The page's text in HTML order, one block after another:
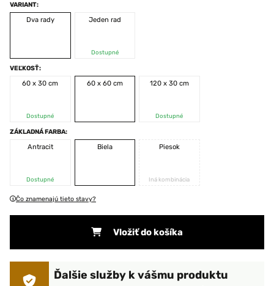
VARIANT:
Dva rady
Jeden rad
Dostupné
VEĽKOSŤ:
60 x 30 cm
Dostupné
60 x 60 cm 120 x 30 cm
Dostupné
ZÁKLADNÁ FARBA:
Antracit
Dostupné
Biela Piesok
Iná kombinácia
Čo znamenajú tieto stavy?
Vložiť do košíka
Ďalšie služby k vášmu produktu